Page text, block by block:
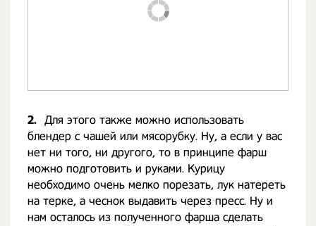
2. Для этого также можно использовать
блендер с чашей или мясорубку. Ну, а если у вас
нет ни того, ни другого, то в принципе фарш
можно подготовить и руками. Курицу
необходимо очень мелко порезать, лук натереть
на терке, а чеснок выдавить через пресс. Ну и
нам осталось из полученного фарша сделать